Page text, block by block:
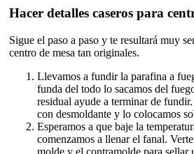
Hacer detalles caseros para
Sigue el paso a paso y te resultará muy
centro de mesa tan originales.
Llevamos a fundir la parafina a
funda del todo lo sacamos del
residual ayude a terminar de
con desmoldante y lo colocamos
Esperamos a que baje la
comenzamos a llenar el fanal.
molde y el contramolde para sellar